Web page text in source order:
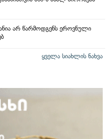
არ წარმოდგენს ეროვნული
ყველა სიახლის ნახვა